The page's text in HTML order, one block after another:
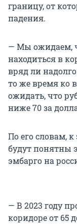
границу, от
падения.
— Мы ожидаем,
находиться в
вряд ли
то же время ко
ожидать, что
ниже 70 за
По его словам,
будут понятны
эмбарго на
— В 2023 году
коридоре от 65